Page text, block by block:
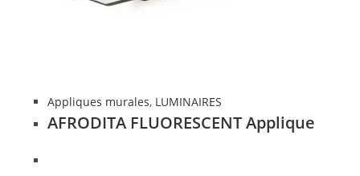
Appliques murales, LUMINAIRES
AFRODITA FLUORESCENT Applique